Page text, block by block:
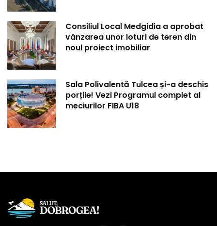
Consiliul Local Medgidia a aprobat
vânzarea unor loturi de teren din
noul proiect imobiliar
Sala Polivalentă Tulcea și-a deschis
porțile! Vezi Programul complet al
meciurilor FIBA U18